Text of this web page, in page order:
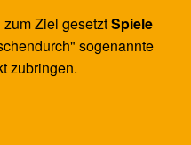
zum Ziel gesetztSpiele
sogenannte
zubringen.